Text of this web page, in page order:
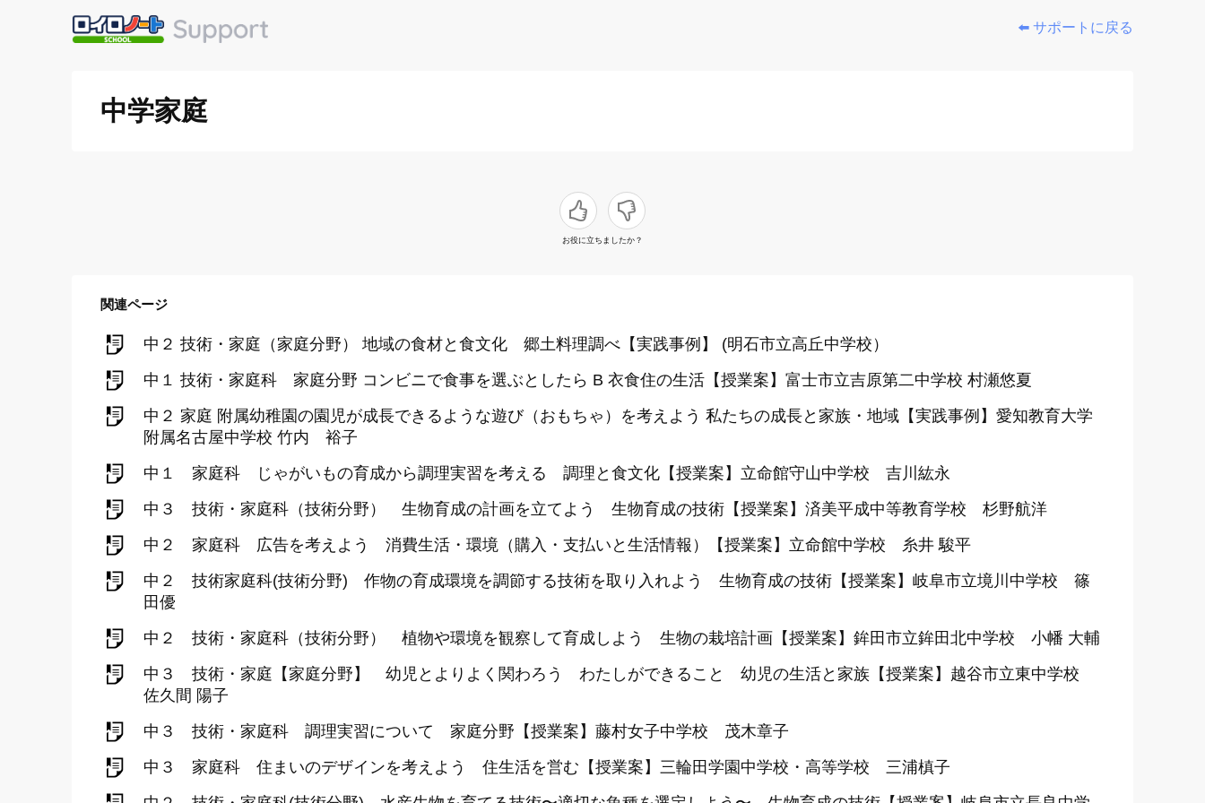
⬅️ サポートに戻る
中学家庭
お役に立ちましたか？
関連ページ
中２ 技術・家庭（家庭分野） 地域の食材と食文化 郷土料理調べ【実践事例】 (明石市立高丘中学校）
中１ 技術・家庭科 家庭分野 コンビニで食事を選ぶとしたら B 衣食住の生活【授業案】富士市立吉原第二中学校 村瀬悠夏
中２ 家庭 附属幼稚園の園児が成長できるような遊び（おもちゃ）を考えよう 私たちの成長と家族・地域【実践事例】愛知教育大学
附属名古屋中学校 竹内 裕子
中１ 家庭科 じゃがいもの育成から調理実習を考える 調理と食文化【授業案】立命館守山中学校 吉川紘永
中３ 技術・家庭科（技術分野） 生物育成の計画を立てよう 生物育成の技術【授業案】済美平成中等教育学校 杉野航洋
中２ 家庭科 広告を考えよう 消費生活・環境（購入・支払いと生活情報）【授業案】立命館中学校 糸井 駿平
中２ 技術家庭科(技術分野) 作物の育成環境を調節する技術を取り入れよう 生物育成の技術【授業案】岐阜市立境川中学校 篠
田優
中２ 技術・家庭科（技術分野） 植物や環境を観察して育成しよう 生物の栽培計画【授業案】鉾田市立鉾田北中学校 小幡 大輔
中３ 技術・家庭【家庭分野】 幼児とよりよく関わろう わたしができること 幼児の生活と家族【授業案】越谷市立東中学校
佐久間 陽子
中３ 技術・家庭科 調理実習について 家庭分野【授業案】藤村女子中学校 茂木章子
中３ 家庭科 住まいのデザインを考えよう 住生活を営む【授業案】三輪田学園中学校・高等学校 三浦槙子